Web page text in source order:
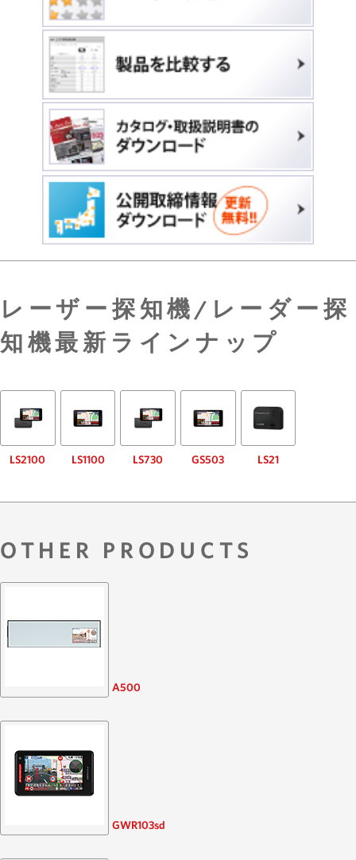
レーザー探知機/レーダー探
知機最新ラインナップ
LS2100 LS1100 LS730 GS503 LS21
OTHER PRODUCTS
A500
GWR103sd